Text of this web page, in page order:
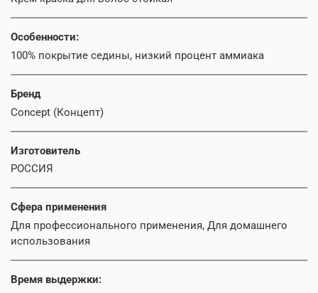
Особенности:
100% покрытие седины, низкий процент аммиака
Бренд
Concept (Концепт)
Изготовитель
РОССИЯ
Сфера применения
Для профессионального применения, Для домашнего
использования
Время выдержки: